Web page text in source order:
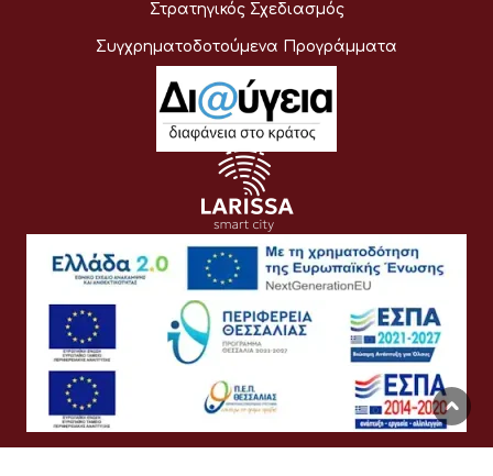
Στρατηγικός Σχεδιασμός
Συγχρηματοδοτούμενα Προγράμματα